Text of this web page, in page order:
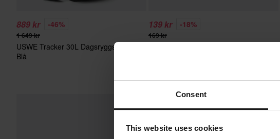
Consent
This website uses cookies
889 kr -46%
1 649 kr
USWE Tracker 30L Dagsryggsäck
Blå
139 kr -18%
169 kr